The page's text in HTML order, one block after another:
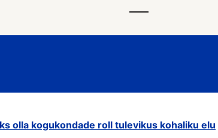
olla kogukondade roll tulevikus kohaliku elu